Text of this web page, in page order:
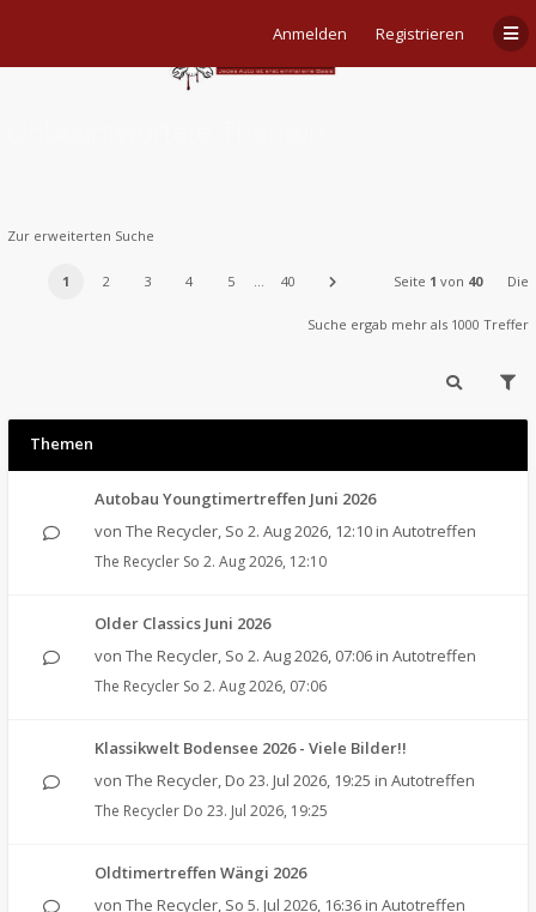
Anmelden Registrieren
Zur erweiterten Suche
1 2 3 4 5 … 40 Seite 1 von 40 Die
Suche ergab mehr als 1000 Treffer
Themen
Autobau Youngtimertreffen Juni 2026
von The Recycler, So 2. Aug 2026, 12:10 in Autotreffen
The Recycler So 2. Aug 2026, 12:10
Older Classics Juni 2026
von The Recycler, So 2. Aug 2026, 07:06 in Autotreffen
The Recycler So 2. Aug 2026, 07:06
Klassikwelt Bodensee 2026 - Viele Bilder!!
von The Recycler, Do 23. Jul 2026, 19:25 in Autotreffen
The Recycler Do 23. Jul 2026, 19:25
Oldtimertreffen Wängi 2026
von The Recycler, So 5. Jul 2026, 16:36 in Autotreffen